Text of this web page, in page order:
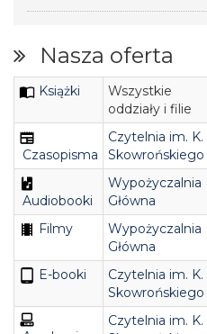
Nasza oferta
Książki
Wszystkie
oddziały i filie
Czasopisma
Czytelnia im. K.
Skowrońskiego
Audiobooki
Wypożyczalnia
Główna
Filmy
Wypożyczalnia
Główna
E-booki
Czytelnia im. K.
Skowrońskiego
Czytelnia im. K.